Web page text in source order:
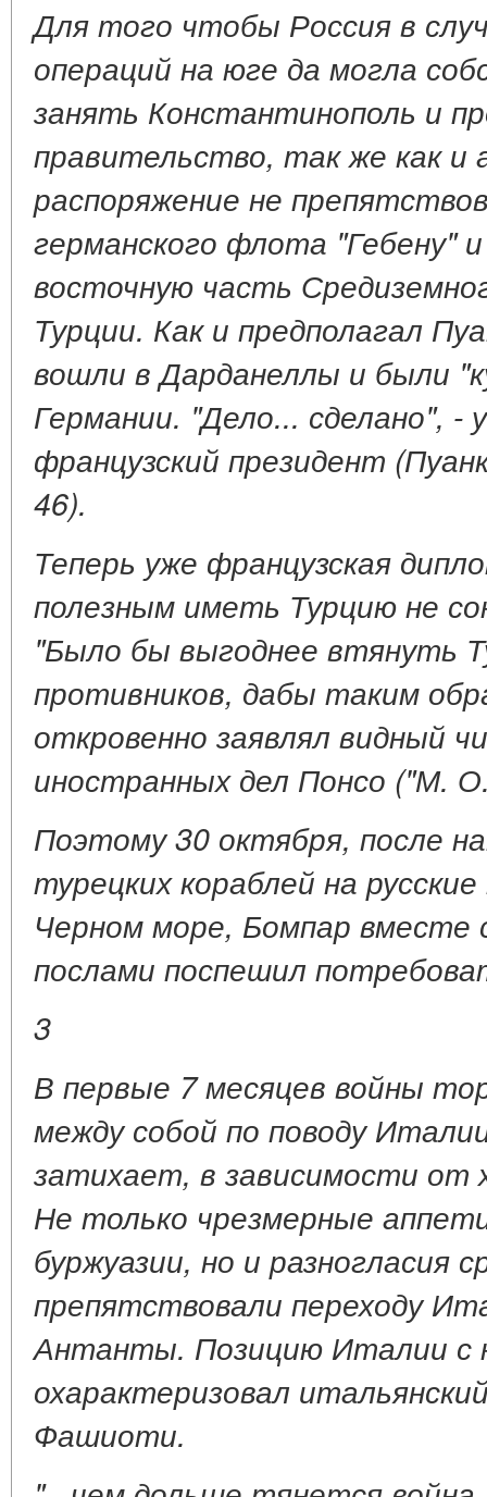
Для того чтобы Россия в
операций на юге да могла
занять Константинополь и
правительство, так же как и
распоряжение не
германского флота "Гебену"
восточную часть
Турции. Как и предполагал
вошли вДарданеллы и были
Германии. "Дело... сделано", -
французский президент
46).
Теперь уже французская
полезным иметь Турцию не
"Было бы выгоднее втянуть
противников, дабы таким
откровенно заявлял видный
иностранных дел Понсо ("М.
Поэтому 30 октября, после
турецких кораблей на
Черном море, Бомпар вместе
послами поспешил
3
В первые 7 месяцев войны
между собой по поводу
затихает, в зависимости от
Не только чрезмерные
буржуазии, но и разногласия
препятствовали переходу
Антанты. Позицию Италии с
охарактеризовал
Фашиоти.